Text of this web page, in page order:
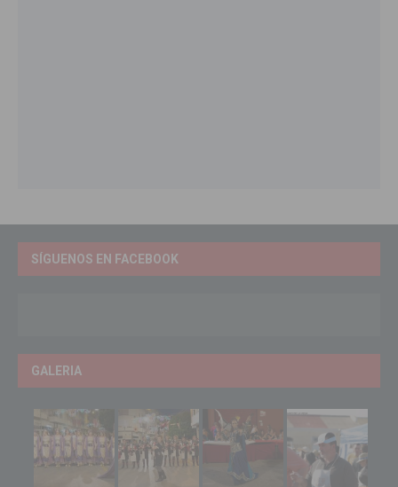
SÍGUENOS EN FACEBOOK
GALERIA